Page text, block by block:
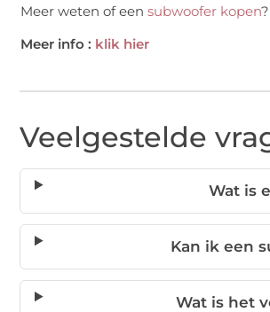
Meer weten of een subwoofer kopen
Meer info : klik hier
Veelgestelde
Wat is
Kan ik een
Wat is het